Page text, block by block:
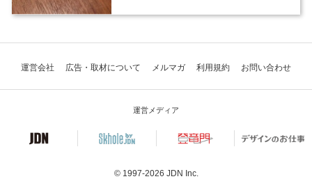
運営会社 広告・取材について メルマガ 利用規約 お問い合わせ
運営メディア
© 1997-2026 JDN Inc.